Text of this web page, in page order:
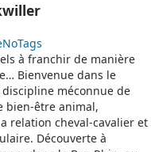
à franchir de manière
Bienvenue dans le
méconnue de
bien-être animal,
relation cheval-cavalier et
Découverte à